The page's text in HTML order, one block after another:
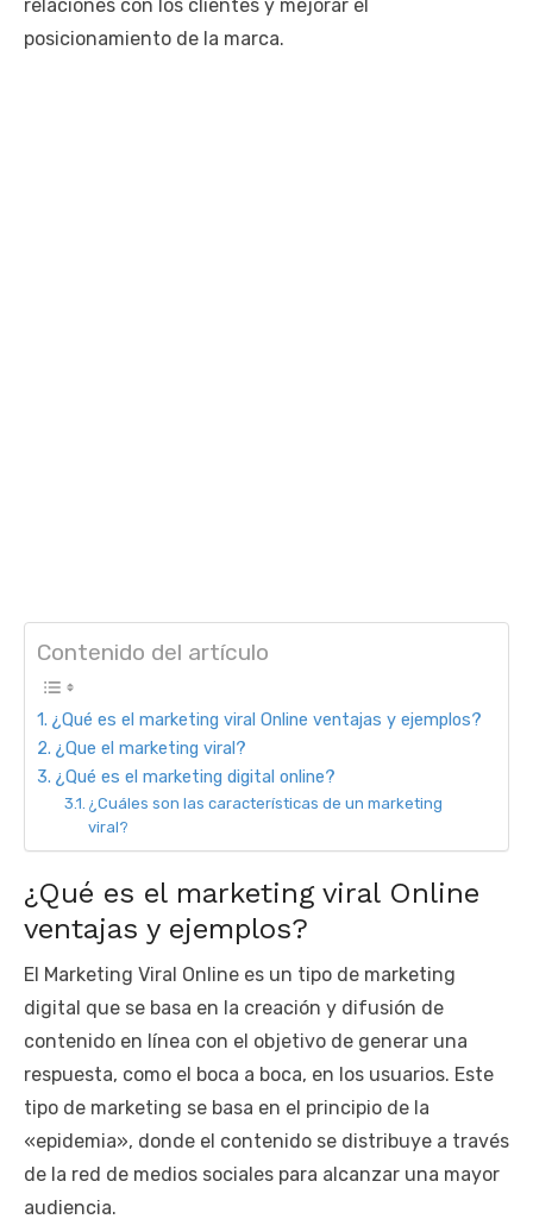
relaciones con los clientes y mejorar el
posicionamiento de la marca.
Contenido del artículo
¿Qué es el marketing viral Online ventajas y ejemplos?
¿Que el marketing viral?
¿Qué es el marketing digital online?
¿Cuáles son las características de un marketing
viral?
¿Qué es el marketing viral Online
ventajas y ejemplos?
El Marketing Viral Online es un tipo de marketing
digital que se basa en la creación y difusión de
contenido en línea con el objetivo de generar una
respuesta, como el boca a boca, en los usuarios. Este
tipo de marketing se basa en el principio de la
«epidemia», donde el contenido se distribuye a través
de la red de medios sociales para alcanzar una mayor
audiencia.